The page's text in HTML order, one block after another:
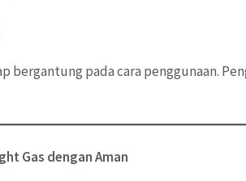
bergantung pada cara penggunaan.
Gas dengan Aman